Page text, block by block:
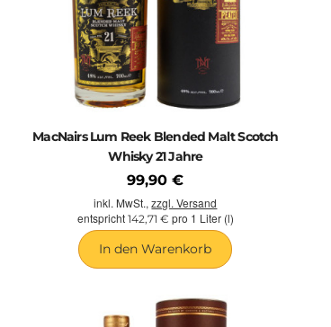
MacNairs Lum Reek Blended Malt Scotch
Whisky 21 Jahre
99,90 €
inkl. MwSt.,zzgl. Versand
entspricht 142,71 € pro 1 Liter (l)
In den Warenkorb